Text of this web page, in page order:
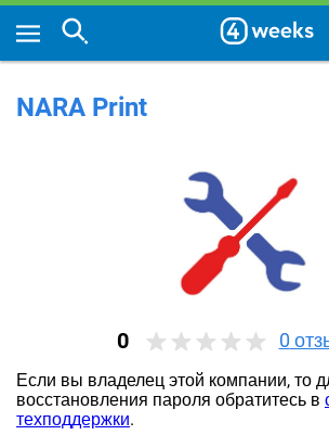
NARA Print
0 0
Если вы владелец этой компании, то
восстановления пароля обратитесь в
техподдержки.